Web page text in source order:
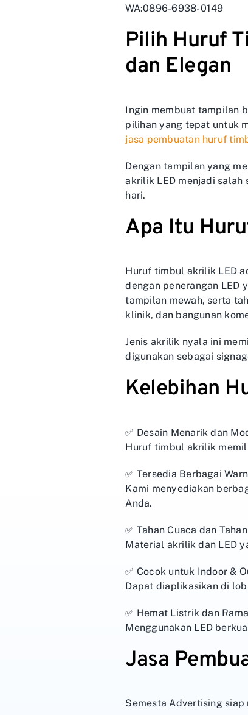
WA:0896-6938-0149
Pilih Huruf
dan Elegan
Ingin membuat tampilan
pilihan yang tepat untuk
jasa pembuatan huruf
Dengan tampilan yang
akrilik LED menjadi salah
hari.
Apa Itu
Huruf timbul akrilik LED
dengan penerangan LED
tampilan mewah, serta
klinik, dan bangunan
Jenis akrilik nyala ini
digunakan sebagai
Kelebihan
✅ Desain Menarik dan
Huruf timbul akrilik
✅ Tersedia Berbagai
Kami menyediakan
Anda.
✅ Tahan Cuaca dan
Material akrilik dan LED
✅ Cocok untuk Indoor &
Dapat diaplikasikan di
✅ Hemat Listrik dan
Menggunakan LED
Jasa
Semesta Advertising